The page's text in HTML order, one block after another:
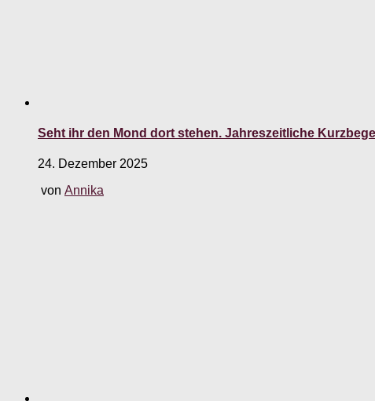
Seht ihr den Mond dort stehen. Jahreszeitliche
24. Dezember 2025
von Annika